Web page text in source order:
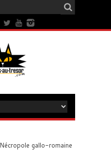
Nécropole gallo-romaine